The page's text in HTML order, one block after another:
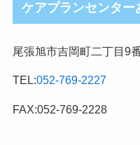
ケアプランセンタ
尾張旭市吉岡町二丁目9
TEL:052-769-2227
FAX:052-769-2228